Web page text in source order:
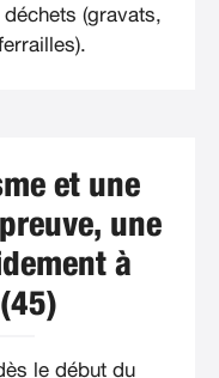
(gravats,
et une
une
à
le début du